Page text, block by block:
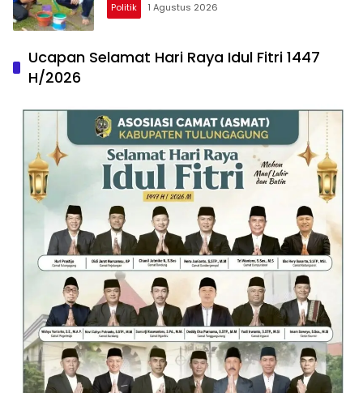
Politik 1 Agustus 2026
Ucapan Selamat Hari Raya Idul Fitri 1447
H/2026